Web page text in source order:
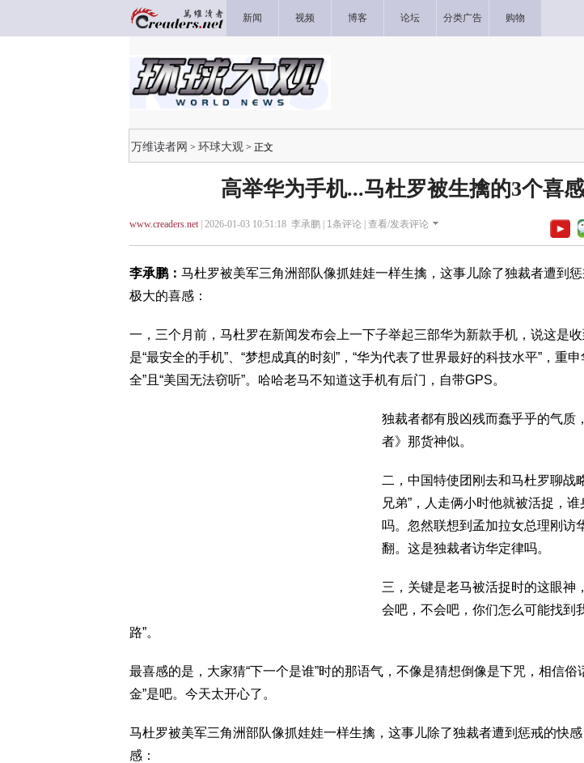
新闻 视频 博客 论坛 分类广告 购物
万维读者网 > 环球大观 > 正文
高举华为手机...马杜罗被生擒的3个喜感
www.creaders.net| 2026-01-03 10:51:18 李承鹏 | 1条评论 | 查看/发表评论
李承鹏： 马杜罗被美军三角洲部队像抓娃娃一样生擒，这事儿除了独裁者遭到
极大的喜感：
一，三个月前，马杜罗在新闻发布会上一下子举起三部华为新款手机，说这是收
是“最安全的手机”、“梦想成真的时刻”，“华为代表了世界最好的科技水平”，重
全”且“美国无法窃听”。哈哈老马不知道这手机有后门，自带GPS。
独裁者都有股凶残而蠢乎乎的气质
者》那货神似。
二，中国特使团刚去和马杜罗聊战
兄弟”，人走俩小时他就被活捉，
吗。忽然联想到孟加拉女总理刚访
翻。这是独裁者访华定律吗。
三，关键是老马被活捉时的这眼神
会吧，不会吧，你们怎么可能找到
路”。
最喜感的是，大家猜“下一个是谁”时的那语气，不像是猜想倒像是下咒，相信俗
金”是吧。今天太开心了。
马杜罗被美军三角洲部队像抓娃娃一样生擒，这事儿除了独裁者遭到惩戒的快
感：